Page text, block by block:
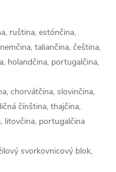
ruština, estónčina,
taliančina, čeština,
holandčina, portugalčina,
chorvátčina, slovinčina,
čínština, thajčina,
litovčina, portugalčina
svorkovnicový blok,